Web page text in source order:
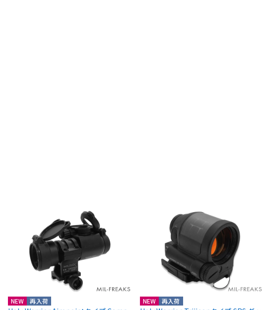
NEW 再入荷 NEW 再入荷